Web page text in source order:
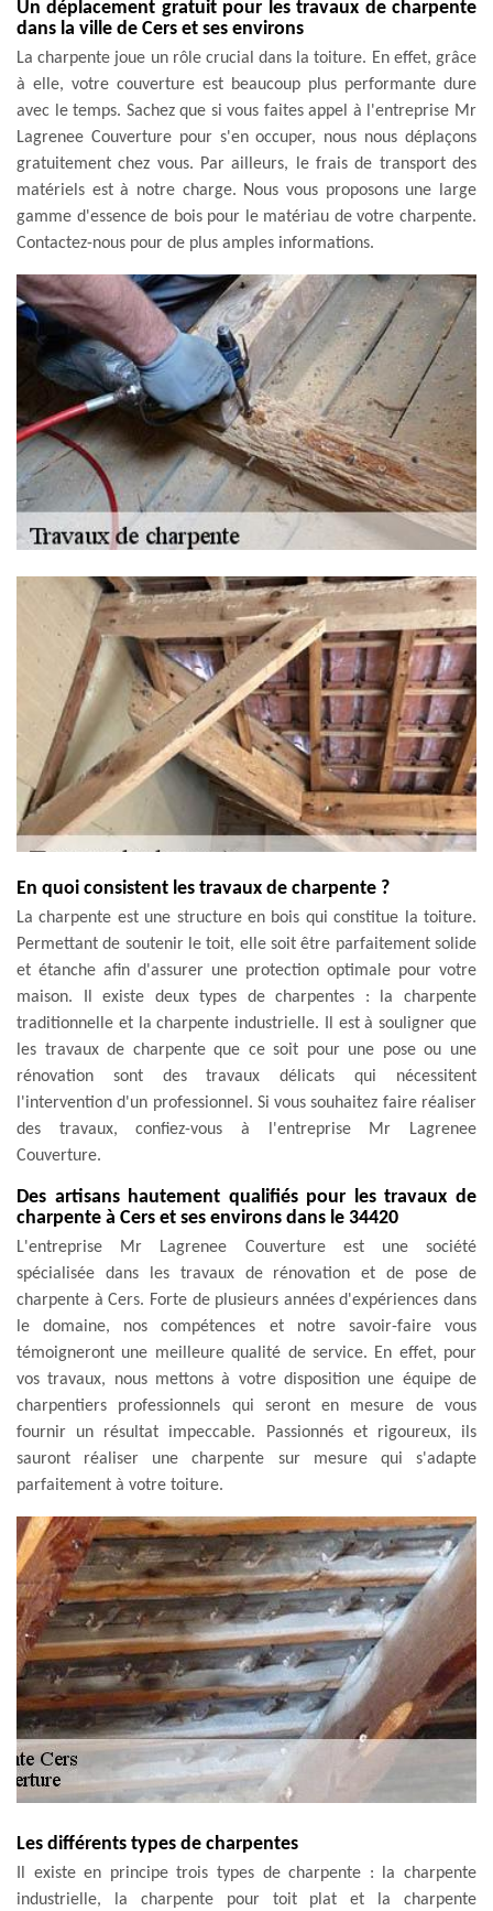
Un déplacement gratuit pour les travaux de charpente
dans la ville de Cers et ses environs
La charpente joue un rôle crucial dans la toiture. En effet, grâce
à elle, votre couverture est beaucoup plus performante dure
avec le temps. Sachez que si vous faites appel à l'entreprise Mr
Lagrenee Couverture pour s'en occuper, nous nous déplaçons
gratuitement chez vous. Par ailleurs, le frais de transport des
matériels est à notre charge. Nous vous proposons une large
gamme d'essence de bois pour le matériau de votre charpente.
Contactez-nous pour de plus amples informations.
En quoi consistent les travaux de charpente ?
La charpente est une structure en bois qui constitue la toiture.
Permettant de soutenir le toit, elle soit être parfaitement solide
et étanche afin d'assurer une protection optimale pour votre
maison. Il existe deux types de charpentes : la charpente
traditionnelle et la charpente industrielle. Il est à souligner que
les travaux de charpente que ce soit pour une pose ou une
rénovation sont des travaux délicats qui nécessitent
l'intervention d'un professionnel. Si vous souhaitez faire réaliser
des travaux, confiez-vous à l'entreprise Mr Lagrenee
Couverture.
Des artisans hautement qualifiés pour les travaux de
charpente à Cers et ses environs dans le 34420
L'entreprise Mr Lagrenee Couverture est une société
spécialisée dans les travaux de rénovation et de pose de
charpente à Cers. Forte de plusieurs années d'expériences dans
le domaine, nos compétences et notre savoir-faire vous
témoigneront une meilleure qualité de service. En effet, pour
vos travaux, nous mettons à votre disposition une équipe de
charpentiers professionnels qui seront en mesure de vous
fournir un résultat impeccable. Passionnés et rigoureux, ils
sauront réaliser une charpente sur mesure qui s'adapte
parfaitement à votre toiture.
Les différents types de charpentes
Il existe en principe trois types de charpente : la charpente
industrielle, la charpente pour toit plat et la charpente